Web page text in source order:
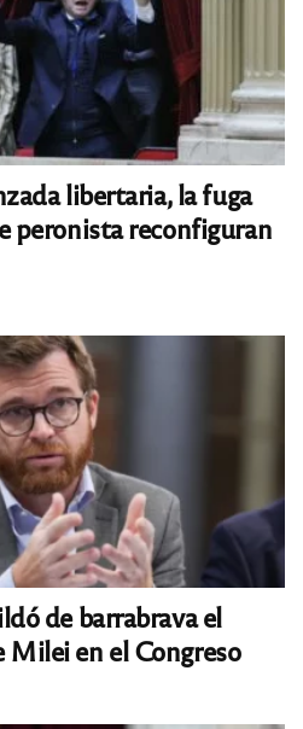
libertaria, la fuga
peronista reconfiguran
de barrabrava el
en el Congreso